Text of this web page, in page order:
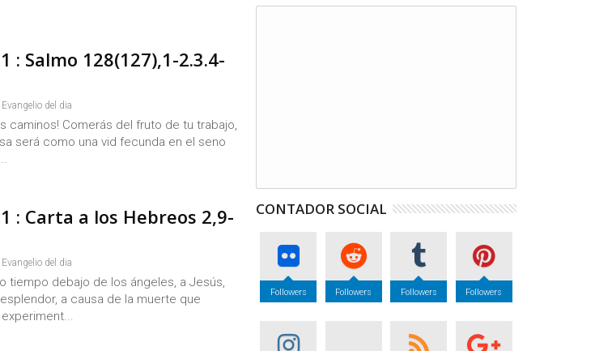
: Salmo 128(127),1-2.3.4-
Evangelio del dia
caminos! Comerás del fruto de tu trabajo,
será como una vid fecunda en el seno
: Carta a los Hebreos 2,9-
Evangelio del dia
tiempo debajo de los ángeles, a Jesús,
a causa de la muerte que
CONTADOR SOCIAL
Followers Followers Followers Followers